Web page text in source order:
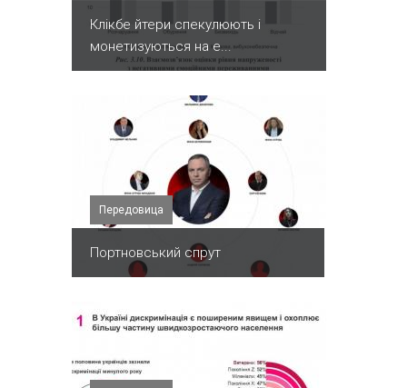
Клікбе йтери спекулюють і
монетизуються на е...
Передовица
Портновський спрут